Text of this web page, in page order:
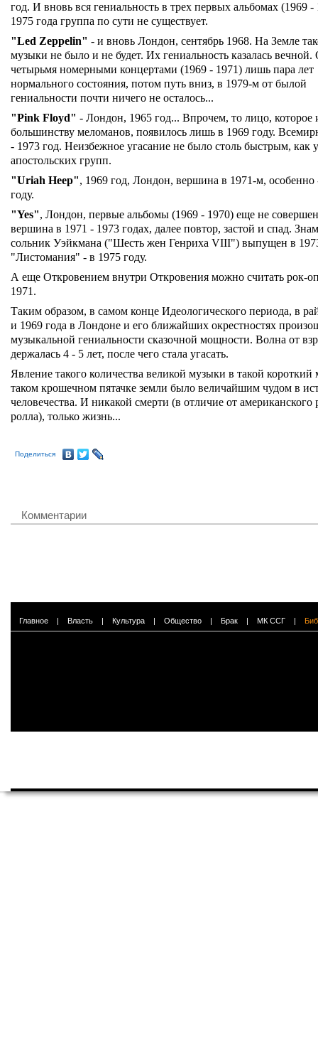
год. И вновь вся гениальность в трех первых альбомах (1969
1975 года группа по сути не существует.
"Led Zeppelin" - и вновь Лондон, сентябрь 1968. На Земле
музыки не было и не будет. Их гениальность казалась вечной.
четырьмя номерными концертами (1969 - 1971) лишь пара лет
нормального состояния, потом путь вниз, в 1979-м от былой
гениальности почти ничего не осталось...
"Pink Floyd" - Лондон, 1965 год... Впрочем, то лицо, которое
большинству меломанов, появилось лишь в 1969 году.
- 1973 год. Неизбежное угасание не было столь быстрым, как
апостольских групп.
"Uriah Heep", 1969 год, Лондон, вершина в 1971-м, особенно
году.
"Yes", Лондон, первые альбомы (1969 - 1970) еще не
вершина в 1971 - 1973 годах, далее повтор, застой и спад.
сольник Уэйкмана ("Шесть жен Генриха VIII") выпущен в
"Листомания" - в 1975 году.
А еще Откровением внутри Откровения можно считать рок-
1971.
Таким образом, в самом конце Идеологического периода, в
и 1969 года в Лондоне и его ближайших окрестностях
музыкальной гениальности сказочной мощности. Волна от
держалась 4 - 5 лет, после чего стала угасать.
Явление такого количества великой музыки в такой короткий
таком крошечном пятачке земли было величайшим чудом в
человечества. И никакой смерти (в отличие от американского
ролла), только жизнь...
Поделиться
Комментарии
Главное | Власть | Культура | Общество | Брак | МК ССГ |